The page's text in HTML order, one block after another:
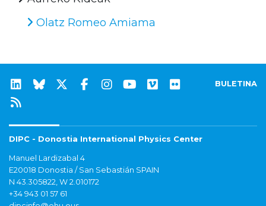
Olatz Romeo Amiama
BULETINA
DIPC - Donostia International Physics Center
Manuel Lardizabal 4
E20018 Donostia / San Sebastián SPAIN
N 43.305822, W 2.010172
+34 943 01 57 61